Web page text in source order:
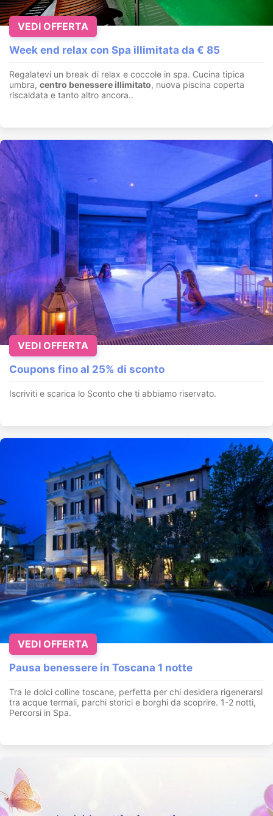
Week end relax con Spa illimitata da € 85
Regalatevi un break di relax e coccole in spa. Cucina tipica
umbra, centro benessere illimitato, nuova piscina coperta
riscaldata e tanto altro ancora..
VEDI OFFERTA
Coupons fino al 25% di sconto
Iscriviti e scarica lo Sconto che ti abbiamo riservato.
VEDI OFFERTA
Pausa benessere in Toscana 1 notte
Tra le dolci colline toscane, perfetta per chi desidera rigenerarsi
tra acque termali, parchi storici e borghi da scoprire. 1-2 notti,
Percorsi in Spa.
VEDI OFFERTA